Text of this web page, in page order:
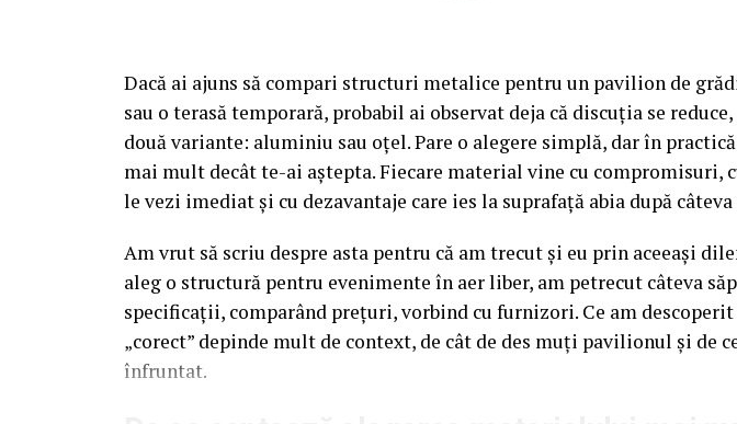
Dacă ai ajuns să compari structuri metalice pentru un pavilion de
sau o terasă temporară, probabil ai observat deja că discuția se
două variante: aluminiu sau oțel. Pare o alegere simplă, dar în
mai mult decât te-ai aștepta. Fiecare material vine cu compromisuri,
le vezi imediat și cu dezavantaje care ies la suprafață abia după
Am vrut să scriu despre asta pentru că am trecut și eu prin aceeași
aleg o structură pentru evenimente în aer liber, am petrecut câteva
specificații, comparând prețuri, vorbind cu furnizori. Ce am descoperit
„corect” depinde mult de context, de cât de des muți pavilionul și de
înfruntat.